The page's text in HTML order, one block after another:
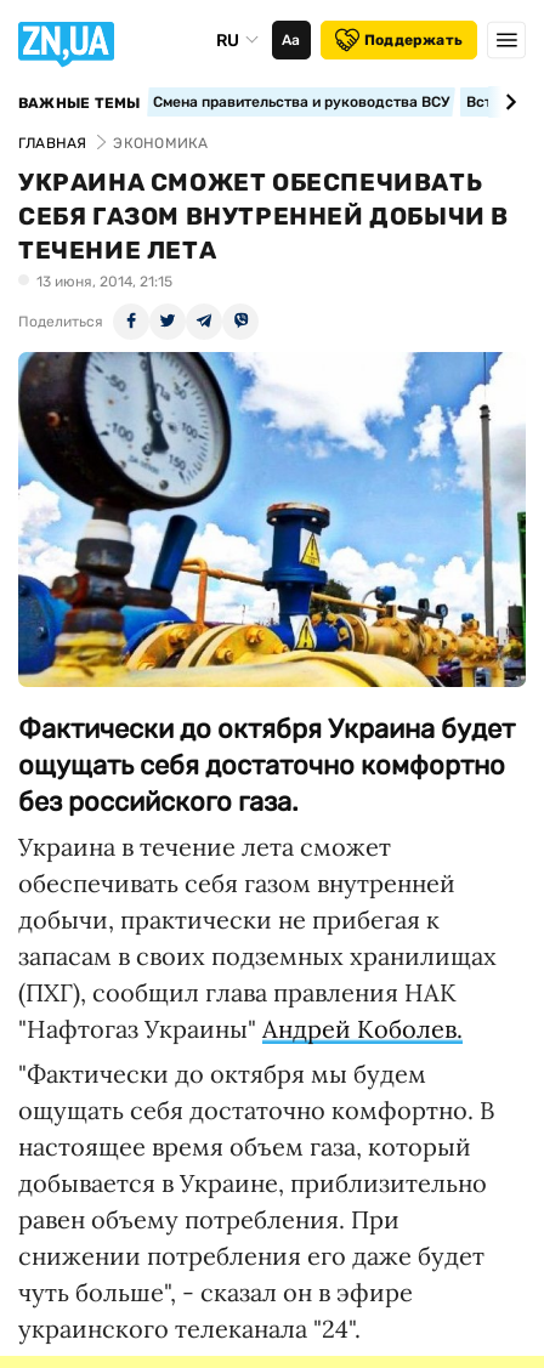
RU Аа Поддержать
ВАЖНЫЕ ТЕМЫ Смена правительства и руководства ВСУ
ГЛАВНАЯ ЭКОНОМИКА
УКРАИНА СМОЖЕТ ОБЕСПЕЧИВАТЬ
СЕБЯ ГАЗОМ ВНУТРЕННЕЙ ДОБЫЧИ В
ТЕЧЕНИЕ ЛЕТА
13 июня, 2014, 21:15
Поделиться
Фактически до октября Украина будет
ощущать себя достаточно комфортно
без российского газа.
Украина в течение лета сможет
обеспечивать себя газом внутренней
добычи, практически не прибегая к
запасам в своих подземных хранилищах
(ПХГ), сообщил глава правления НАК
"Нафтогаз Украины" Андрей Коболев.
"Фактически до октября мы будем
ощущать себя достаточно комфортно. В
настоящее время объем газа, который
добывается в Украине, приблизительно
равен объему потребления. При
снижении потребления его даже будет
чуть больше", - сказал он в эфире
украинского телеканала "24".